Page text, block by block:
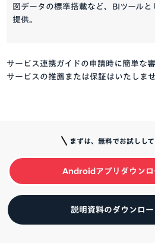
図データの標準搭載など、BIツール
提供。
サービス連携ガイドの申請時に簡単な
サービスの推薦または保証はいたしませ
まずは、無料でお試しし
Androidアプリダウンロ
説明資料のダウンロ